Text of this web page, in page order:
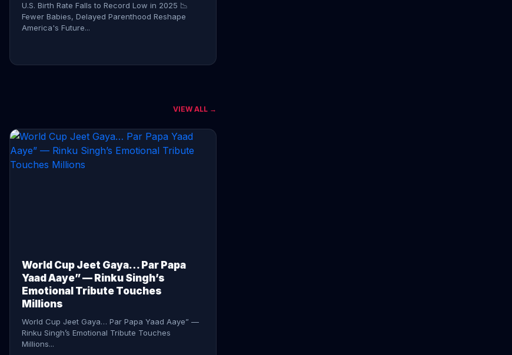
U.S. Birth Rate Falls to Record Low in 2025 📉
Fewer Babies, Delayed Parenthood Reshape
America's Future...
CONTINUE READING →
VIEW ALL →
World Cup Jeet Gaya… Par Papa
Yaad Aaye” — Rinku Singh’s
Emotional Tribute Touches
Millions
World Cup Jeet Gaya… Par Papa Yaad Aaye” —
Rinku Singh’s Emotional Tribute Touches
Millions...